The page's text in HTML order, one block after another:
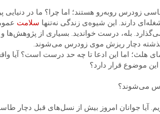
زودرس روبه‌رو هستند؛ اما چرا؟ ما در
دارند. این شیوه‌ی زندگی نه‌تنها سلامت
بله، درست خواندید. بسیاری از پژوهش‌ها
هلث؛ اما این ادعا تا چه حد درست است؟ آیا
موضوع قرار دارد؟
آیا جوانان امروز بیش از نسل‌های قبل دچار